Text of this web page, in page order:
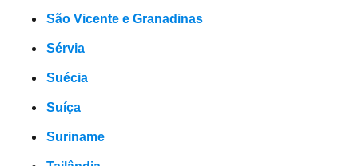
São Vicente e Granadinas
Sérvia
Suécia
Suíça
Suriname